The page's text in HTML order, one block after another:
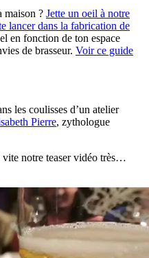
maison ? Jette un oeil à notre
dans la fabrication de
en fonction de ton espace
de brasseur. Voir ce guide
les coulisses d’un atelier
Pierre, zythologue
vite notre teaser vidéo très…